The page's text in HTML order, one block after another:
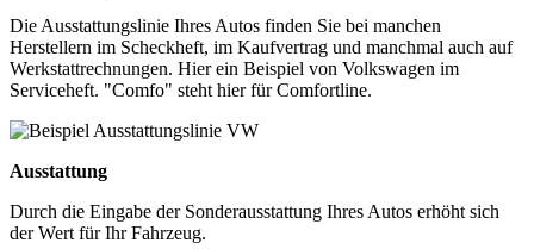
Die Ausstattungslinie Ihres Autos finden Sie bei manchen
Herstellern im Scheckheft, im Kaufvertrag und manchmal auch auf
Werkstattrechnungen. Hier ein Beispiel von Volkswagen im
Serviceheft. "Comfo" steht hier für Comfortline.
Ausstattung
Durch die Eingabe der Sonderausstattung Ihres Autos erhöht sich
der Wert für Ihr Fahrzeug.